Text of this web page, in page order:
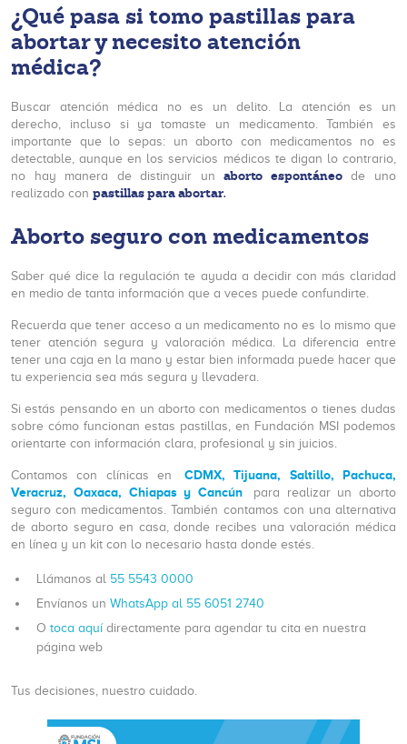
¿Qué pasa si tomo pastillas para
abortar y necesito atención
médica?
Buscar atención médica no es un delito. La atención es un
derecho, incluso si ya tomaste un medicamento. También es
importante que lo sepas: un aborto con medicamentos no es
detectable, aunque en los servicios médicos te digan lo contrario,
no hay manera de distinguir unaborto espontáneode uno
realizado con pastillas para abortar.
Aborto seguro con medicamentos
Saber qué dice la regulación te ayuda a decidir con más claridad
en medio de tanta información que a veces puede confundirte.
Recuerda que tener acceso a un medicamento no es lo mismo que
tener atención segura y valoración médica. La diferencia entre
tener una caja en la mano y estar bien informada puede hacer que
tu experiencia sea más segura y llevadera.
Si estás pensando en un aborto con medicamentos o tienes dudas
sobre cómo funcionan estas pastillas, en Fundación MSI podemos
orientarte con información clara, profesional y sin juicios.
Contamos con clínicas en
CDMX, Tijuana, Saltillo, Pachuca,
Veracruz, Oaxaca, Chiapas y Cancún
para realizar un aborto
seguro con medicamentos. También contamos con una alternativa
de aborto seguro en casa, donde recibes una valoración médica
en línea y un kit con lo necesario hasta donde estés.
Llámanos al 55 5543 0000
Envíanos un WhatsApp al 55 6051 2740
O toca aquí directamente para agendar tu cita en nuestra
página web
Tus decisiones, nuestro cuidado.